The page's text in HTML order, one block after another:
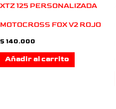
XTZ 125 PERSONALIZADA
MOTOCROSS FOX V2 ROJO
$ 140.000
Añadir al carrito